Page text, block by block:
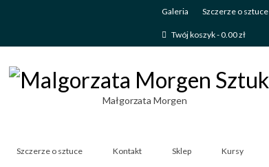
Galeria Szczerze o sztuce
Twój koszyk-0.00zł
Małgorzata Morgen
Szczerze o sztuce Kontakt Sklep Kursy